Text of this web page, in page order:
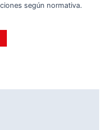
según normativa.